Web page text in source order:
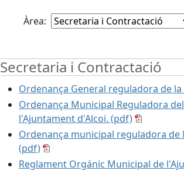
Àrea:
Secretaria i Contractació
Ordenança General reguladora de
Ordenança Municipal Reguladora
l'Ajuntament d'Alcoi. (pdf)
Ordenança municipal reguladora
(pdf)
Reglament Orgánic Municipal de